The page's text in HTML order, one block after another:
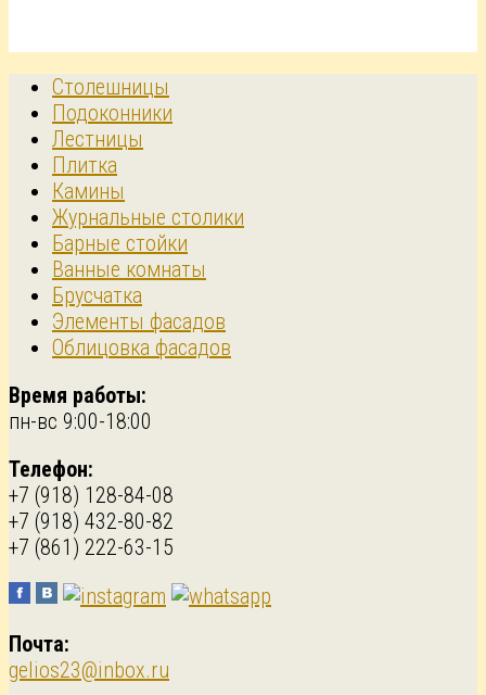
Столешницы
Подоконники
Лестницы
Плитка
Камины
Журнальные столики
Барные стойки
Ванные комнаты
Брусчатка
Элементы фасадов
Облицовка фасадов
Время работы:
пн-вс 9:00-18:00
Телефон:
+7 (918) 128-84-08
+7 (918) 432-80-82
+7 (861) 222-63-15
Почта:
gelios23@inbox.ru